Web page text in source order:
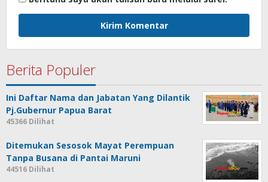
Berita Populer
Ini Daftar Nama dan Jabatan Yang Dilantik
Pj.Gubernur Papua Barat
45366 Dilihat
Ditemukan Sesosok Mayat Perempuan
Tanpa Busana di Pantai Maruni
44516 Dilihat